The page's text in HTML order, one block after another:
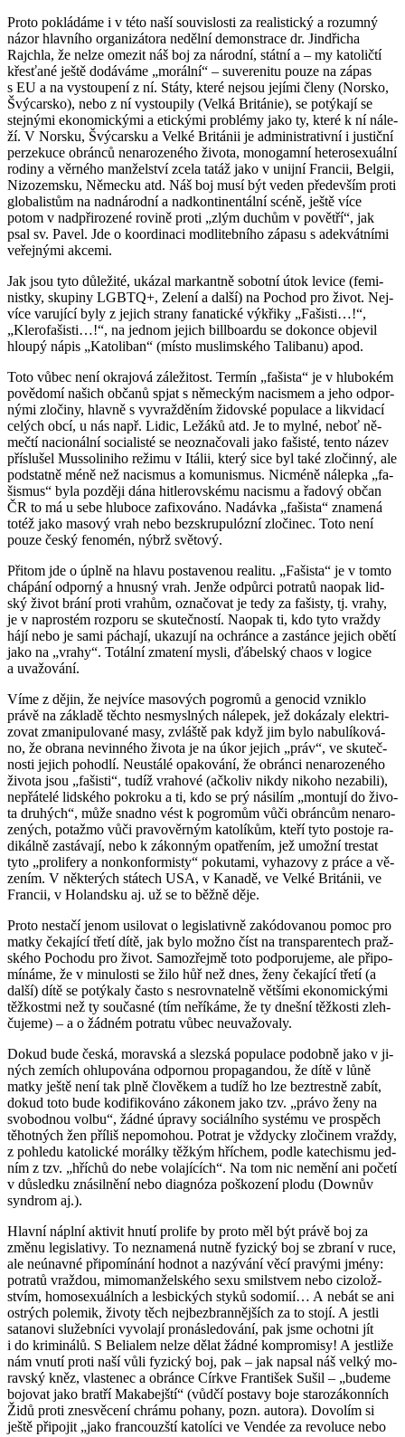
Proto po­klá­dá­me i v této naší sou­vis­los­ti za re­a­lis­tic­ký a ro­zum­ný
názor hlav­ní­ho or­ga­ni­zá­to­ra ne­děl­ní de­mon­stra­ce dr. Jin­dři­cha
Rajch­la, že nelze ome­zit náš boj za ná­rod­ní, stát­ní a – my ka­to­lič­tí
křes­ťa­né ještě do­dá­vá­me „mo­rál­ní“ – su­ve­re­ni­tu pouze na zápas
s EU a na vy­stou­pe­ní z ní. Státy, které nejsou je­jí­mi členy (Nor­sko,
Švý­car­sko), nebo z ní vy­stou­pi­ly (Velká Bri­tá­nie), se po­tý­ka­jí se
stej­ný­mi eko­no­mic­ký­mi a etic­ký­mi pro­blémy jako ty, které k ní ná­le­
ží. V Nor­sku, Švý­car­sku a Velké Bri­tá­nii je ad­mi­nis­tra­tiv­ní i jus­tič­ní
per­ze­ku­ce obrán­ců ne­na­ro­ze­né­ho ži­vo­ta, mo­no­gam­ní he­te­ro­se­xu­ál­ní
ro­di­ny a věr­né­ho man­žel­ství zcela tatáž jako v unij­ní Fran­cii, Bel­gii,
Ni­zo­zem­sku, Ně­mec­ku atd. Náš boj musí být veden pře­de­vším proti
glo­ba­lis­tům na nad­ná­rod­ní a nad­kon­ti­nen­tál­ní scéně, ještě více
potom v nad­při­ro­ze­né ro­vi­ně proti „zlým du­chům v po­vět­ří“, jak
psal sv. Pavel. Jde o ko­or­di­na­ci mod­li­teb­ní­ho zá­pa­su s ade­kvát­ní­mi
ve­řej­ný­mi ak­ce­mi.
Jak jsou tyto dů­le­ži­té, uká­zal mar­kant­ně so­bot­ní útok le­vi­ce (fe­mi­
nist­ky, sku­pi­ny LGBTQ+, Ze­le­ní a další) na Po­chod pro život. Nej­
ví­ce va­ru­jí­cí byly z je­jich stra­ny fa­na­tic­ké vý­kři­ky „Fa­šis­ti…!“,
„Kle­ro­fa­šis­ti…!“, na jed­nom je­jich bill­bo­ar­du se do­kon­ce ob­je­vil
hloupý nápis „Ka­to­li­ban“ (místo mus­lim­ské­ho Ta­li­ba­nu) apod.
Toto vůbec není okra­jo­vá zá­le­ži­tost. Ter­mín „fa­šis­ta“ je v hlu­bo­kém
po­vě­do­mí na­šich ob­ča­nů spjat s ně­mec­kým na­cis­mem a jeho od­por­
ný­mi zlo­či­ny, hlav­ně s vy­vraž­dě­ním ži­dov­ské po­pu­la­ce a li­kvi­da­cí
ce­lých obcí, u nás např. Lidic, Le­žá­ků atd. Je to mylné, neboť ně­
meč­tí na­ci­o­nál­ní so­ci­a­lis­té se ne­o­zna­čo­va­li jako fa­šis­té, tento název
pří­slu­šel Mus­so­li­ni­ho re­ži­mu v Itá­lii, který sice byl také zlo­čin­ný, ale
pod­stat­ně méně než na­cis­mus a ko­mu­nis­mus. Nicmé­ně ná­lep­ka „fa­
šis­mus“ byla poz­dě­ji dána hit­le­rov­ské­mu na­cis­mu a řa­do­vý občan
ČR to má u sebe hlu­bo­ce za­fi­xo­vá­no. Na­dáv­ka „fa­šis­ta“ zna­me­ná
totéž jako ma­so­vý vrah nebo bez­skru­pulózní zlo­či­nec. Toto není
pouze český fe­no­mén, nýbrž svě­to­vý.
Při­tom jde o úplně na hlavu po­sta­ve­nou re­a­li­tu. „Fa­šis­ta“ je v tomto
chá­pá­ní od­por­ný a hnus­ný vrah. Jenže od­půr­ci po­tra­tů na­o­pak lid­
ský život brání proti vra­hům, ozna­čo­vat je tedy za fa­šis­ty, tj. vrahy,
je v na­pros­tém roz­po­ru se sku­teč­nos­tí. Na­o­pak ti, kdo tyto vraž­dy
hájí nebo je sami pácha­jí, uka­zu­jí na ochrán­ce a za­stán­ce je­jich obětí
jako na „vrahy“. To­tál­ní zma­te­ní mysli, ďá­bel­ský chaos v lo­gi­ce
a uva­žo­vá­ní.
Víme z dějin, že nej­ví­ce ma­so­vých po­gro­mů a ge­no­cid vznik­lo
právě na zá­kla­dě těch­to ne­smy­sl­ných ná­le­pek, jež do­ká­za­ly elek­tri­
zo­vat zma­ni­pu­lo­va­né masy, zvláš­tě pak když jim bylo na­bu­lí­ko­vá­
no, že obra­na ne­vin­né­ho ži­vo­ta je na úkor je­jich „práv“, ve sku­teč­
nos­ti je­jich po­hod­lí. Ne­u­stá­lé opa­ko­vá­ní, že obrán­ci ne­na­ro­ze­né­ho
ži­vo­ta jsou „fa­šis­ti“, tudíž vra­ho­vé (ač­ko­liv nikdy ni­ko­ho ne­za­bi­li),
ne­přá­te­lé lid­ské­ho po­kro­ku a ti, kdo se prý ná­si­lím „mon­tu­jí do ži­vo­
ta dru­hých“, může snad­no vést k po­gro­mům vůči obrán­cům ne­na­ro­
ze­ných, po­taž­mo vůči pra­vo­věr­ným ka­to­lí­kům, kteří tyto po­sto­je ra­
di­kál­ně za­stá­va­jí, nebo k zá­kon­ným opat­ře­ním, jež umož­ní trestat
tyto „pro­li­fe­ry a non­kon­for­mis­ty“ po­ku­ta­mi, vy­ha­zo­vy z práce a vě­
ze­ním. V ně­kte­rých stá­tech USA, v Ka­na­dě, ve Velké Bri­tá­nii, ve
Fran­cii, v Ho­land­sku aj. už se to běžně děje.
Proto ne­sta­čí jenom usi­lo­vat o le­gisla­tiv­ně zakódo­va­nou pomoc pro
matky če­ka­jí­cí třetí dítě, jak bylo možno číst na transpa­ren­tech praž­
ské­ho Po­cho­du pro život. Sa­mo­zřej­mě toto pod­po­ru­je­me, ale při­po­
mí­ná­me, že v mi­nu­los­ti se žilo hůř než dnes, ženy če­ka­jí­cí třetí (a
další) dítě se po­tý­ka­ly často s ne­srov­na­tel­ně vět­ší­mi eko­no­mic­ký­mi
těž­kost­mi než ty sou­čas­né (tím ne­ří­ká­me, že ty dneš­ní těž­kos­ti zleh­
ču­je­me) – a o žád­ném po­tra­tu vůbec ne­u­va­žo­va­ly.
Dokud bude česká, mo­rav­ská a slez­ská po­pu­la­ce po­dob­ně jako v ji­
ných ze­mích ohlu­po­vá­na od­por­nou pro­pa­gan­dou, že dítě v lůně
matky ještě není tak plně člo­vě­kem a tudíž ho lze bez­trest­ně zabít,
dokud toto bude ko­di­fi­ko­vá­no zá­ko­nem jako tzv. „právo ženy na
svo­bod­nou volbu“, žádné úpra­vy so­ci­ál­ní­ho sys­té­mu ve pro­spěch
tě­hot­ných žen pří­liš ne­po­mo­hou. Po­trat je vždyc­ky zlo­či­nem vraž­dy,
z po­hle­du ka­to­lic­ké mo­rál­ky těž­kým hří­chem, podle ka­techis­mu jed­
ním z tzv. „hříchů do nebe vo­la­jí­cích“. Na tom nic ne­mě­ní ani po­če­tí
v dů­sled­ku zná­sil­ně­ní nebo diagnóza po­ško­ze­ní plodu (Dow­nův
syn­drom aj.).
Hlav­ní ná­pl­ní ak­ti­vit hnutí pro­li­fe by proto měl být právě boj za
změnu le­gisla­ti­vy. To ne­zna­me­ná nutně fy­zic­ký boj se zbra­ní v ruce,
ale ne­ú­nav­né při­po­mí­ná­ní hod­not a na­zý­vá­ní věcí pra­vý­mi jmény:
po­tra­tů vraž­dou, mi­mo­man­žel­ské­ho sexu smil­stvem nebo ci­zo­lož­
stvím, ho­mose­xu­ál­ních a le­sbic­kých styků so­do­mií… A nebát se ani
os­t­rých po­le­mik, ži­vo­ty těch nej­bez­bran­něj­ších za to stojí. A jest­li
sa­ta­no­vi slu­žeb­ní­ci vy­vo­la­jí pro­ná­sle­do­vá­ní, pak jsme ochot­ni jít
i do kri­mi­ná­lů. S Be­li­a­lem nelze dělat žádné kom­pro­mi­sy! A jestli­že
nám vnutí proti naší vůli fy­zic­ký boj, pak – jak na­psal náš velký mo­
rav­ský kněz, vlas­te­nec a obrán­ce Církve Fran­ti­šek Sušil – „bu­de­me
bo­jo­vat jako brat­ří Maka­bej­ští“ (vůdčí po­sta­vy boje sta­ro­zá­kon­ních
Židů proti zne­svě­ce­ní chrá­mu po­ha­ny, pozn. au­to­ra). Do­vo­lím si
ještě při­po­jit „jako fran­couz­ští ka­to­lí­ci ve Ven­dée za re­vo­lu­ce nebo